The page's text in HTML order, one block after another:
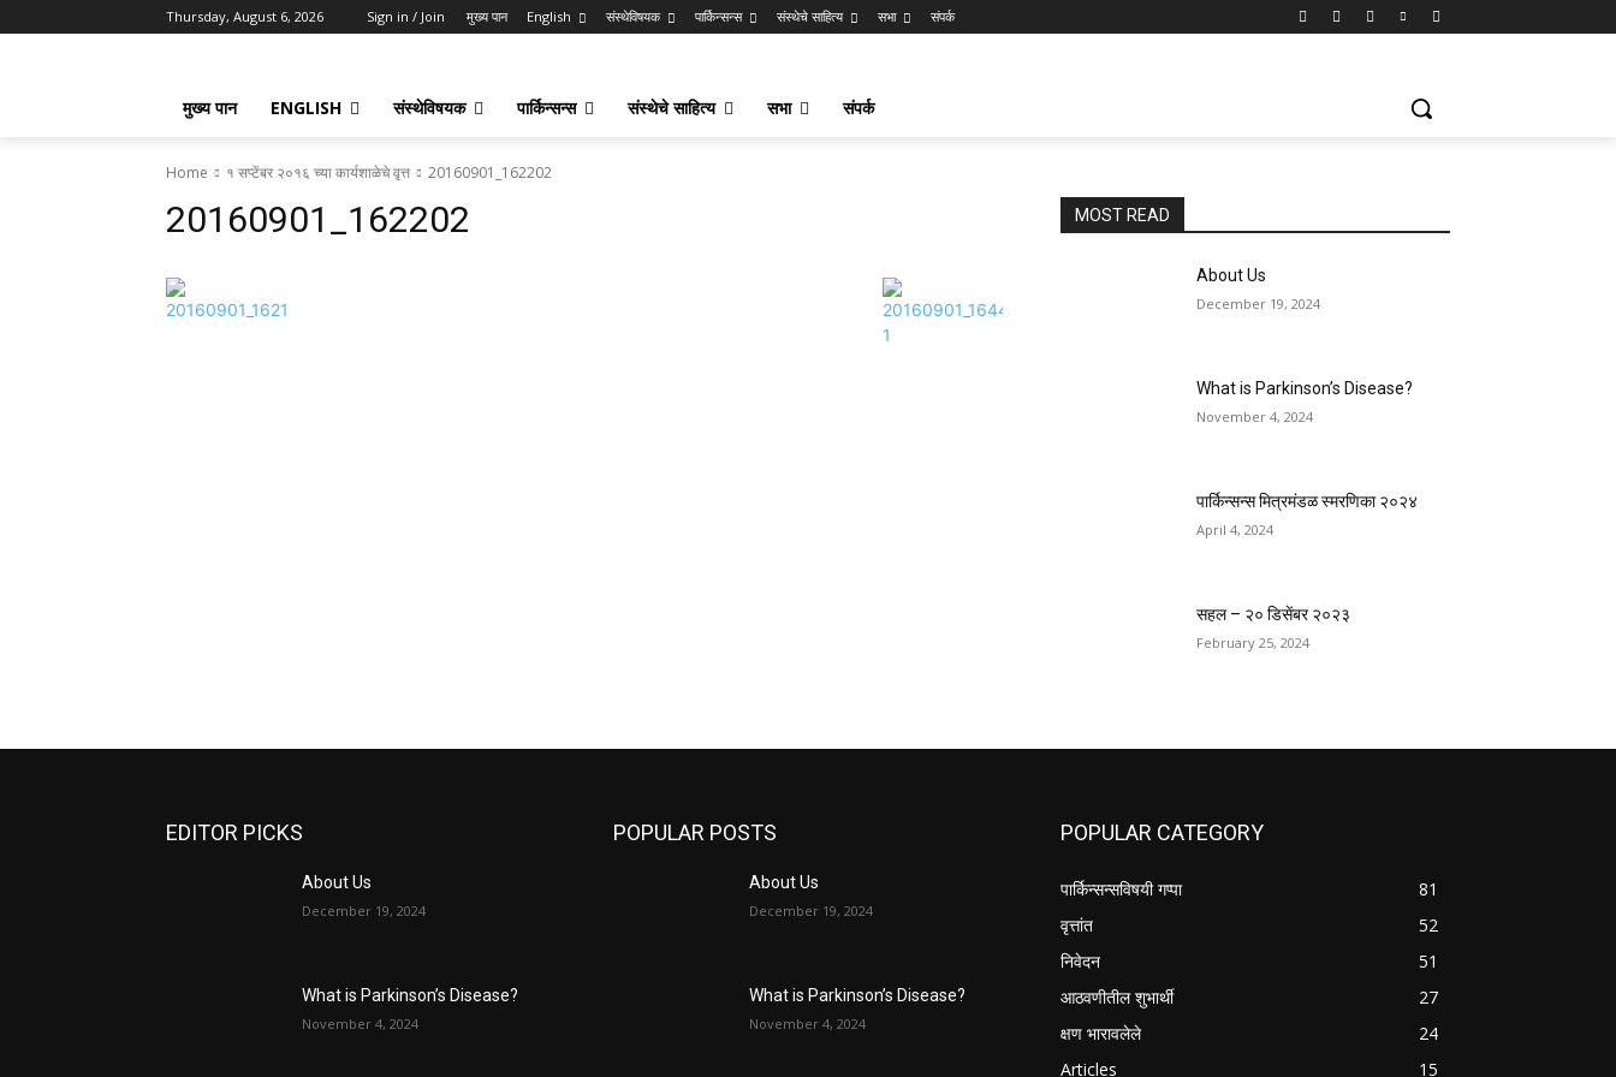
Thursday, August 6, 2026 Sign in / Join मुख्य पान English संस्थेविषयक पार्किन्सन्स संस्थेचे साहित्य सभा संपर्क
मुख्य पान ENGLISH संस्थेविषयक पार्किन्सन्स संस्थेचे साहित्य सभा संपर्क
Home १ सप्टेंबर २०१६ च्या कार्यशाळेचे वृत्त 20160901_162202
20160901_162202 MOST READ
About Us
December 19, 2024
What is Parkinson’s Disease?
November 4, 2024
पार्किन्सन्स मित्रमंडळ स्मरणिका २०२४
April 4, 2024
सहल – २० डिसेंबर २०२३
February 25, 2024
EDITOR PICKS
About Us
December 19, 2024
What is Parkinson’s Disease?
November 4, 2024
POPULAR POSTS
About Us
December 19, 2024
What is Parkinson’s Disease?
November 4, 2024
POPULAR CATEGORY
पार्किन्सन्सविषयी गप्पा
81
वृत्तांत
52
निवेदन
51
आठवणीतील शुभार्थी
27
क्षण भारावलेले
24
Articles
15